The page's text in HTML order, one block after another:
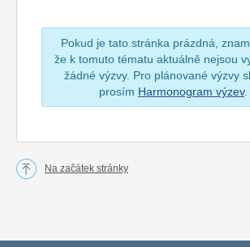
Pokud je tato stránka prázdná,
že k tomuto tématu aktuálně nejsou
žádné výzvy. Pro plánované výzvy
prosím Harmonogram výzev.
Na začátek stránky